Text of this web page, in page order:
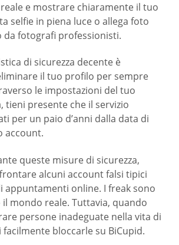
e mostrare chiaramente il tuo
selfie in piena luce o allega foto
da fotografi professionisti.
di sicurezza decente è
il tuo profilo per sempre
le impostazioni del tuo
tieni presente che il servizio
per un paio d’anni dalla data di
account.
queste misure di sicurezza,
alcuni account falsi tipici
appuntamenti online. I freak sono
mondo reale. Tuttavia, quando
persone inadeguate nella vita di
bloccarle su BiCupid.